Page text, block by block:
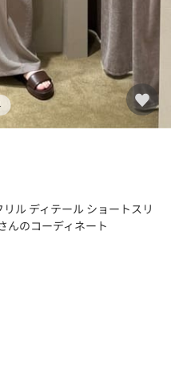
ル ディテール ショートスリ
んのコーディネート